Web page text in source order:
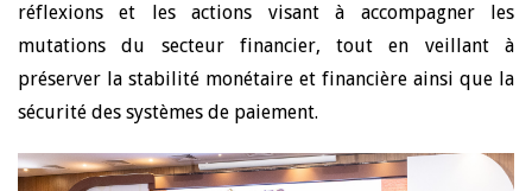
réflexions et les actions visant à accompagner les
mutations du secteur financier, tout en veillant à
préserver la stabilité monétaire et financière ainsi que la
sécurité des systèmes de paiement.